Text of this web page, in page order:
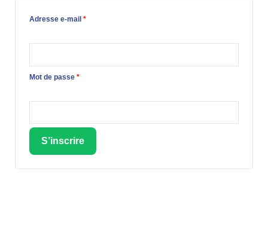
Adresse e-mail *
Mot de passe *
S’inscrire